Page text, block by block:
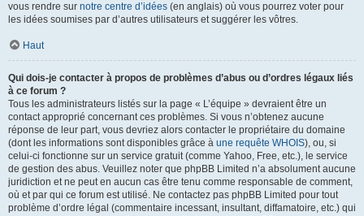
vous rendre sur notre centre d’idées (en anglais) où vous pourrez voter pour
les idées soumises par d’autres utilisateurs et suggérer les vôtres.
Haut
Qui dois-je contacter à propos de problèmes d’abus ou d’ordres légaux liés
à ce forum ?
Tous les administrateurs listés sur la page « L’équipe » devraient être un
contact approprié concernant ces problèmes. Si vous n’obtenez aucune
réponse de leur part, vous devriez alors contacter le propriétaire du domaine
(dont les informations sont disponibles grâce à une requête WHOIS), ou, si
celui-ci fonctionne sur un service gratuit (comme Yahoo, Free, etc.), le service
de gestion des abus. Veuillez noter que phpBB Limited n’a absolument aucune
juridiction et ne peut en aucun cas être tenu comme responsable de comment,
où et par qui ce forum est utilisé. Ne contactez pas phpBB Limited pour tout
problème d’ordre légal (commentaire incessant, insultant, diffamatoire, etc.) qui